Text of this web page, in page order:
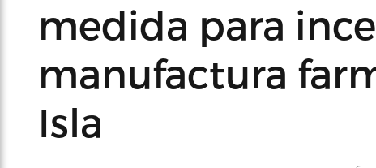
medida para
manufactura
Isla